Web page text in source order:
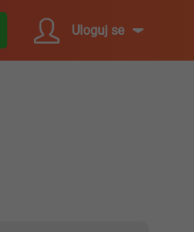
Uloguj se